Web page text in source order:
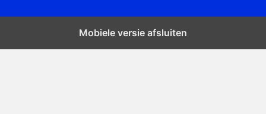
Mobiele versie afsluiten